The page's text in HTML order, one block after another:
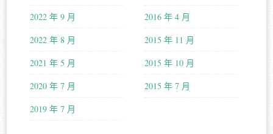
2022 年 9 月
2022 年 8 月
2021 年 5 月
2020 年 7 月
2019 年 7 月
2016 年 4 月
2015 年 11 月
2015 年 10 月
2015 年 7 月